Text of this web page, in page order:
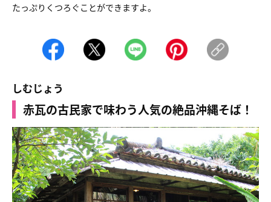
たっぷりくつろぐことができますよ。
しむじょう
赤瓦の古民家で味わう人気の絶品沖縄そば！